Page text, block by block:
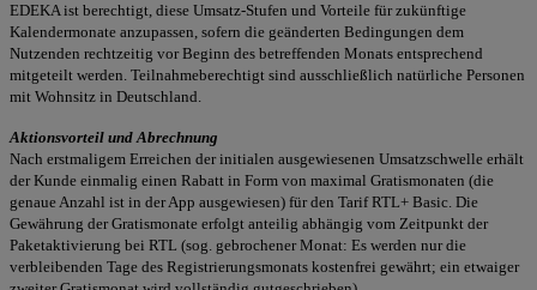
EDEKA ist berechtigt, diese Umsatz-Stufen und Vorteile für zukünftige
Kalendermonate anzupassen, sofern die geänderten Bedingungen dem
Nutzenden rechtzeitig vor Beginn des betreffenden Monats entsprechend
mitgeteilt werden. Teilnahmeberechtigt sind ausschließlich natürliche Personen
mit Wohnsitz in Deutschland.
Aktionsvorteil und Abrechnung
Nach erstmaligem Erreichen der initialen ausgewiesenen Umsatzschwelle erhält
der Kunde einmalig einen Rabatt in Form von maximal Gratismonaten (die
genaue Anzahl ist in der App ausgewiesen) für den Tarif RTL+ Basic. Die
Gewährung der Gratismonate erfolgt anteilig abhängig vom Zeitpunkt der
Paketaktivierung bei RTL (sog. gebrochener Monat: Es werden nur die
verbleibenden Tage des Registrierungsmonats kostenfrei gewährt; ein etwaiger